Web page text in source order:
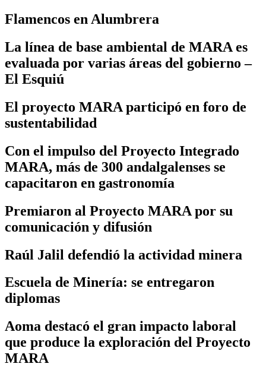
Flamencos en Alumbrera
La línea de base ambiental de MARA es
evaluada por varias áreas del gobierno –
El Esquiú
El proyecto MARA participó en foro de
sustentabilidad
Con el impulso del Proyecto Integrado
MARA, más de 300 andalgalenses se
capacitaron en gastronomía
Premiaron al Proyecto MARA por su
comunicación y difusión
Raúl Jalil defendió la actividad minera
Escuela de Minería: se entregaron
diplomas
Aoma destacó el gran impacto laboral
que produce la exploración del Proyecto
MARA